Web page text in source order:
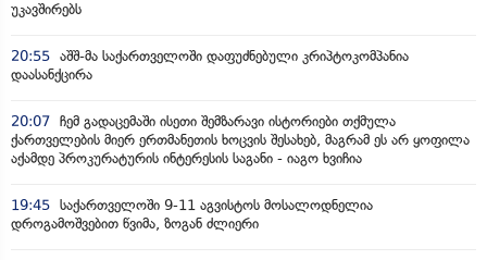
უკავშირებს
20:55 აშშ-მა საქართველოში დაფუძნებული კრიპტოკომპანია
დაასანქცირა
20:07 ჩემ გადაცემაში ისეთი შემზარავი ისტორიები თქმულა
ქართველების მიერ ერთმანეთის ხოცვის შესახებ, მაგრამ ეს არ ყოფილა
აქამდე პროკურატურის ინტერესის საგანი - იაგო ხვიჩია
19:45 საქართველოში 9-11 აგვისტოს მოსალოდნელია
დროგამოშვებით წვიმა, ზოგან ძლიერი